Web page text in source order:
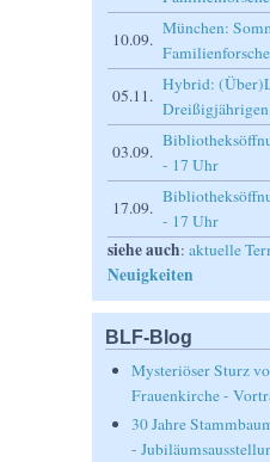
10.09.
München:
05.11.
Hybrid:
03.09.
- 17 Uhr
17.09.
- 17 Uhr
siehe auch:aktuelle
Neuigkeiten
BLF-Blog
Mysteriöser Sturz
Frauenkirche -
30 Jahre
-